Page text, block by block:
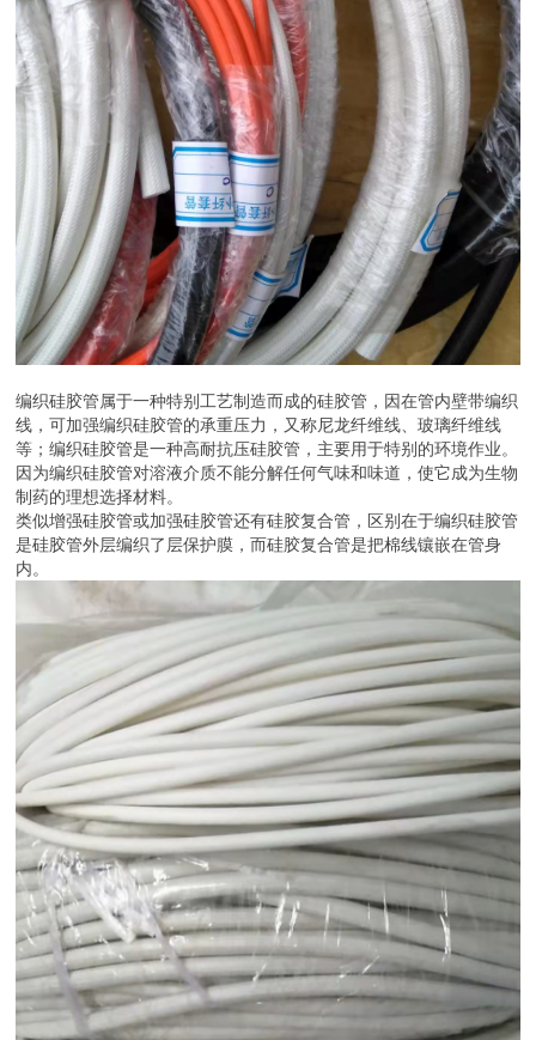
编织硅胶管属于一种特别工艺制造而成的硅胶管，因在管内壁带编织
线，可加强编织硅胶管的承重压力，又称尼龙纤维线、玻璃纤维线
等；编织硅胶管是一种高耐抗压硅胶管，主要用于特别的环境作业。
因为编织硅胶管对溶液介质不能分解任何气味和味道，使它成为生物
制药的理想选择材料。
类似增强硅胶管或加强硅胶管还有硅胶复合管，区别在于编织硅胶管
是硅胶管外层编织了层保护膜，而硅胶复合管是把棉线镶嵌在管身
内。